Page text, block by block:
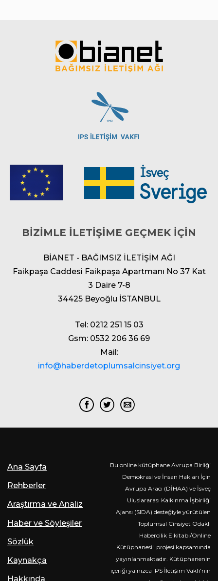
BİZİMLE İLETİŞİME GEÇMEK İÇİN
BİANET - BAĞIMSIZ İLETİŞİM AĞI
Faikpaşa Caddesi Faikpaşa Apartmanı No 37 Kat
3 Daire 7-8
34425 Beyoğlu İSTANBUL
Tel: 0212 251 15 03
Gsm: 0532 206 36 69
Mail:
info@haberdetoplumsalcinsiyet.org
Ana Sayfa
Rehberler
Araştırma ve Analiz
Haber ve Söyleşiler
Sözlük
Kaynakça
Hakkında
Bu online kütüphane Avrupa Birliği
Demokrasi ve İnsan Hakları İçin
Avrupa Aracı (DİHAA) ve İsveç
Uluslararası Kalkınma İşbirliği
Ajansı (SIDA) desteğiyle yürütülen
"Toplumsal Cinsiyet Odaklı
Habercilik Elkitabı/Online
Kütüphanesi" projesi kapsamında
yayınlanmaktadır. Kütüphanenin
içeriği yalnızca IPS İletişim Vakfı'nın